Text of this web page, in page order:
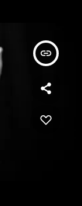
insert_link